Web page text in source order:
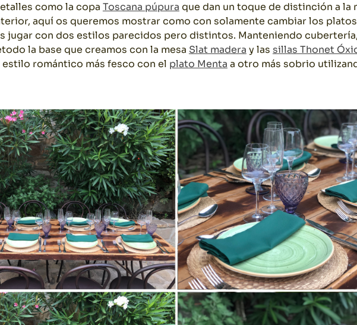
como la copa Toscana púpura que dan un toque de distinción a la
aquí os queremos mostrar como con solamente cambiar los
jugar con dos estilos parecidos pero distintos. Manteniendo
la base que creamos con la mesa Slat madera y las sillas Thonet
romántico más fesco con el plato Menta a otro más sobrio